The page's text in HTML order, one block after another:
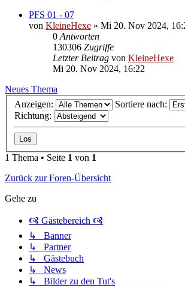
PFS 01 - 07
von KleineHexe » Mi 20. Nov 2024,
0 Antworten
130306 Zugriffe
Letzter Beitrag von KleineHexe
Mi 20. Nov 2024, 16:22
Neues Thema
Anzeigen:
Sortiere nach:
Richtung:
1 Thema • Seite 1 von 1
Zurück zur Foren-Übersicht
Gehe zu
🙧 Gästebereich 🙧
↳ Banner
↳ Partner
↳ Gästebuch
↳ News
↳ Bilder zu den Tut's